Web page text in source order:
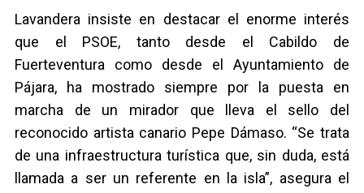
Lavandera insiste en destacar el enorme interés
que el PSOE, tanto desde el Cabildo de
Fuerteventura como desde el Ayuntamiento de
Pájara, ha mostrado siempre por la puesta en
marcha de un mirador que lleva el sello del
reconocido artista canario Pepe Dámaso. “Se trata
de una infraestructura turística que, sin duda, está
llamada a ser un referente en la isla”, asegura el